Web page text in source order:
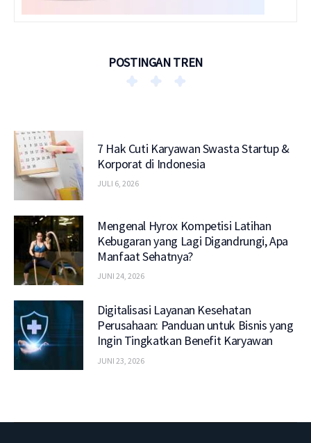
POSTINGAN TREN
7 Hak Cuti Karyawan Swasta Startup &
Korporat di Indonesia
JULI 6, 2026
Mengenal Hyrox Kompetisi Latihan
Kebugaran yang Lagi Digandrungi, Apa
Manfaat Sehatnya?
JUNI 24, 2026
Digitalisasi Layanan Kesehatan
Perusahaan: Panduan untuk Bisnis yang
Ingin Tingkatkan Benefit Karyawan
JUNI 23, 2026